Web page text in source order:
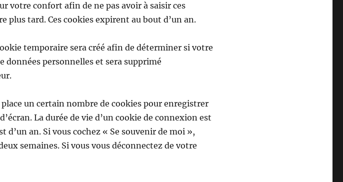
votre confort afin de ne pas avoir à saisir ces
tard. Ces cookies expirent au bout d’un an.
temporaire sera créé afin de déterminer si votre
données personnelles et sera supprimé
un certain nombre de cookies pour enregistrer
La durée de vie d’un cookie de connexion est
d’un an. Si vous cochez « Se souvenir de moi »,
semaines. Si vous vous déconnectez de votre